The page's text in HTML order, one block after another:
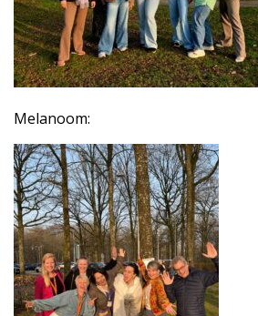
Melanoom: